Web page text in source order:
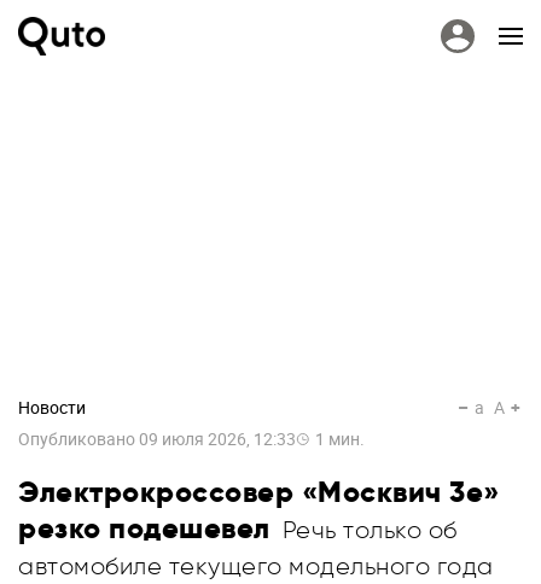
Новости
Опубликовано 09 июля 2026, 12:33 1 мин.
a A
Электрокроссовер «Москвич 3е»
резко подешевел Речь только об
автомобиле текущего модельного года